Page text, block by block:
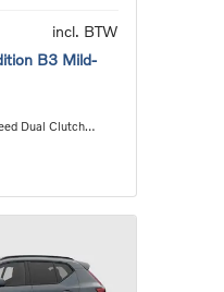
incl. BTW
B3 Mild-
Dual Clutch